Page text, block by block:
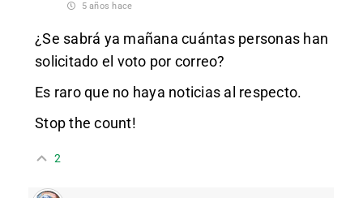
5 años hace
¿Se sabrá ya mañana cuántas personas han
solicitado el voto por correo?
Es raro que no haya noticias al respecto.
Stop the count!
2